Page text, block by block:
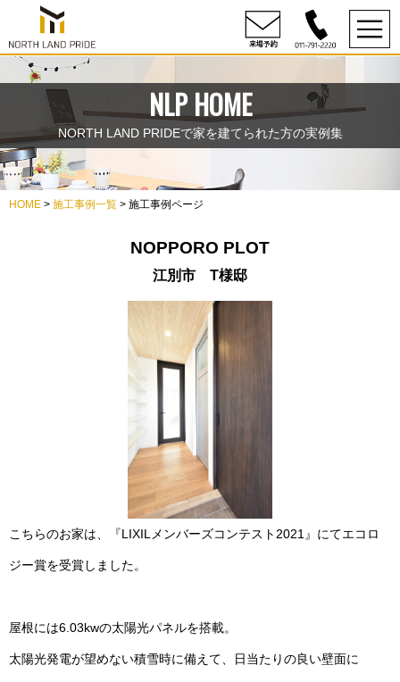
NLP HOME
NORTH LAND PRIDEで家を建てられた方の実例集
HOME > 施工事例一覧 > 施工事例ページ
NOPPORO PLOT
江別市 T様邸
こちらのお家は、『LIXILメンバーズコンテスト2021』にてエコロ
ジー賞を受賞しました。
屋根には6.03kwの太陽光パネルを搭載。
太陽光発電が望めない積雪時に備えて、日当たりの良い壁面に